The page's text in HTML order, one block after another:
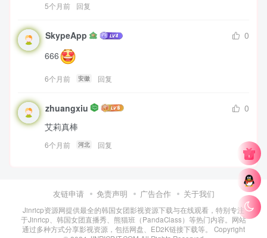
5个月前 回复
SkypeApp
0
666
6个月前 安徽 回复
zhuangxiu
0
艾莉真棒
6个月前 河北 回复
友链申请 免责声明 广告合作 关于我们
Jinricp资源网提供最全的韩国女团影视资源下载与在线观看，特别专注
于Jinricp、韩国女团直播秀、熊猫班（PandaClass）等热门内容。网站
通过多种方式分享影视资源，包括网盘、ED2K链接下载等。 Copyright